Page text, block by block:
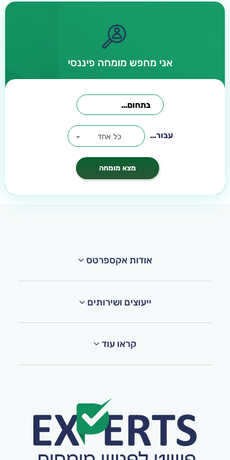
אני מחפש מומחה פיננסי
עבור... כל אחד
אודות אקספרטס
ייעוצים ושירותים
קראו עוד